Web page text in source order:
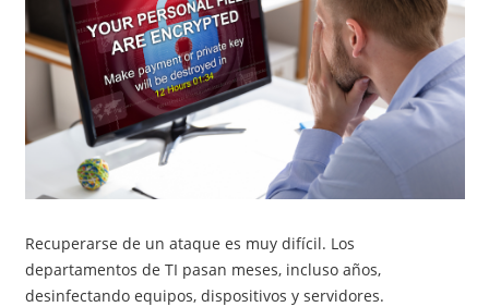
Recuperarse de un ataque es muy difícil. Los
departamentos de TI pasan meses, incluso años,
desinfectando equipos, dispositivos y servidores.